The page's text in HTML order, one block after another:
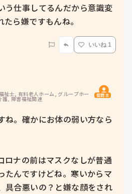
う仕事してるんだから意識変
ら嫌ですもんね。
いいね 1
祉士, 有料老人ホーム, グループホー
護, 障害福祉関連 質問主
ね。確かにお体の弱い方なら
ロナの前はマスクなしが普通
たんですけどね。寒いからマ
具合悪いの？と嫌な顔をされ